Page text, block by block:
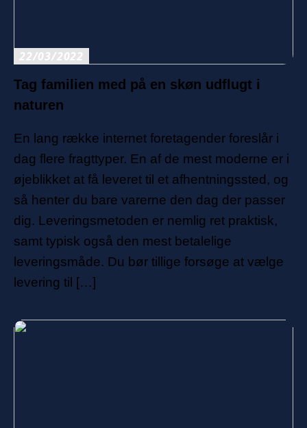
22/03/2022
Tag familien med på en skøn udflugt i
naturen
En lang række internet foretagender foreslår i
dag flere fragttyper. En af de mest moderne er i
øjeblikket at få leveret til et afhentningssted, og
så henter du bare varerne den dag der passer
dig. Leveringsmetoden er nemlig ret praktisk,
samt typisk også den mest betalelige
leveringsmåde. Du bør tillige forsøge at vælge
levering til […]